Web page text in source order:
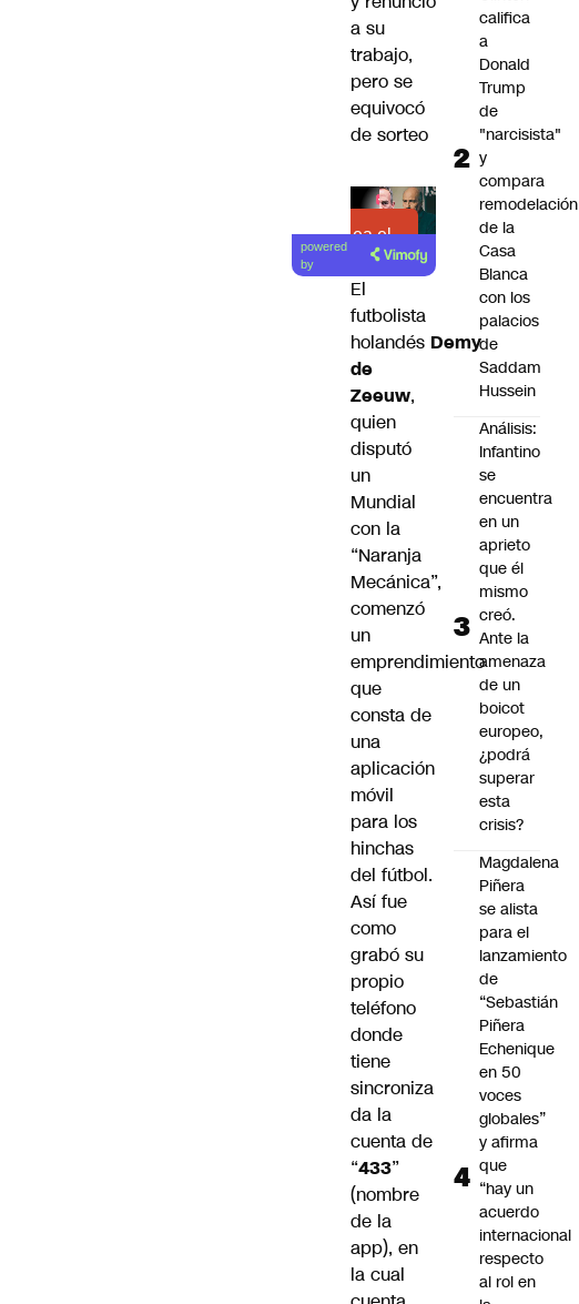
a su
trabajo,
pero se
equivocó
de sorteo
Lea el
artículo
powered
by
El
futbolista
holandés Demy
de
Zeeuw,
quien
disputó
un
Mundial
con la
“Naranja
Mecánica”,
comenzó
un
emprendimiento
que
consta de
una
aplicación
móvil
para los
hinchas
del fútbol.
Así fue
como
grabó su
propio
teléfono
donde
tiene
sincroniza
da la
cuenta de
“433”
(nombre
de la
app), en
la cual
califica
a
Donald
Trump
de
"narcisista"
y
compara
remodelación
de la
Casa
Blanca
con los
palacios
de
Saddam
Hussein
Análisis:
Infantino
se
encuentra
en un
aprieto
que él
mismo
creó.
Ante la
amenaza
de un
boicot
europeo,
¿podrá
superar
esta
crisis?
Magdalena
Piñera
se alista
para el
lanzamiento
de
“Sebastián
Piñera
Echenique
en 50
voces
globales”
y afirma
que
“hay un
acuerdo
internacional
respecto
al rol en